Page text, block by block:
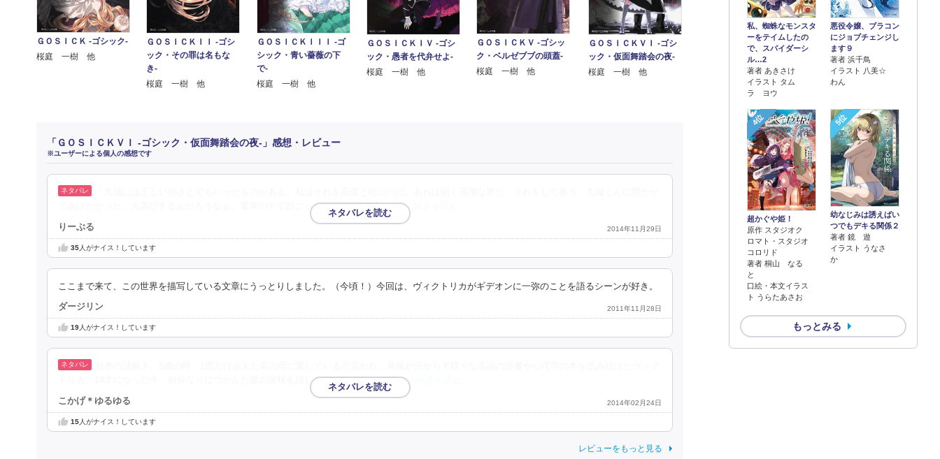
ＧＯＳＩＣＫ ‐ゴシック‐
桜庭 一樹 他
ＧＯＳＩＣＫＩＩ ‐ゴシ
ック・その罪は名もな
き‐
桜庭 一樹 他
ＧＯＳＩＣＫＩＩＩ ‐ゴ
シック・青い薔薇の下
で‐
桜庭 一樹 他
ＧＯＳＩＣＫＩＶ ‐ゴシ
ック・愚者を代弁せよ‐
桜庭 一樹 他
ＧＯＳＩＣＫＶ ‐ゴシッ
ク・ベルゼブブの頭蓋‐
桜庭 一樹 他
ＧＯＳＩＣＫＶＩ ‐ゴシ
ック・仮面舞踏会の夜‐
桜庭 一樹 他
「ＧＯＳＩＣＫＶＩ ‐ゴシック・仮面舞踏会の夜‐」感想・レビュー
※ユーザーによる個人の感想です
てあげたかった。大喜びするんだろうなぁ。電車の中で起こった"孤児"殺人事件。ア …続きを読む
りーぶる 2014年11月29日
35人がナイス！しています
ここまで来て、この世界を描写している文章にうっとりしました。（今頃！）今回は、ヴィクトリカがギデオンに一弥のことを語るシーンが好き。
ダージリン 2011年11月28日
19人がナイス！しています
トリカ。14才になった今、自分なりにつかんだ愛の意味を話し、それをもって久城く …続きを読む
こかげ＊ゆるゆる 2014年02月24日
15人がナイス！しています
レビューをもっと見る
私、蜘蛛なモンスタ
ーをテイムしたの
で、スパイダーシ
ル…2
著者 あきさけ
イラスト タム
ラ ヨウ
悪役令嬢、ブラコン
にジョブチェンジし
ます９
著者 浜千鳥
イラスト 八美☆
わん
4位
超かぐや姫！
原作 スタジオク
ロマト・スタジオ
コロリド
著者 桐山 なる
と
口絵・本文イラス
ト うらたあさお
5位
幼なじみは誘えばい
つでもデキる関係２
著者 鏡 遊
イラスト うなさ
か
もっとみる